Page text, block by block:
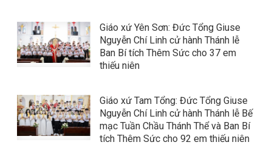
Giáo xứ Yên Sơn: Đức Tổng Giuse
Nguyễn Chí Linh cử hành Thánh lễ
Ban Bí tích Thêm Sức cho 37 em
thiếu niên
Giáo xứ Tam Tổng: Đức Tổng Giuse
Nguyễn Chí Linh cử hành Thánh lễ Bế
mạc Tuần Chầu Thánh Thể và Ban Bí
tích Thêm Sức cho 92 em thiếu niên